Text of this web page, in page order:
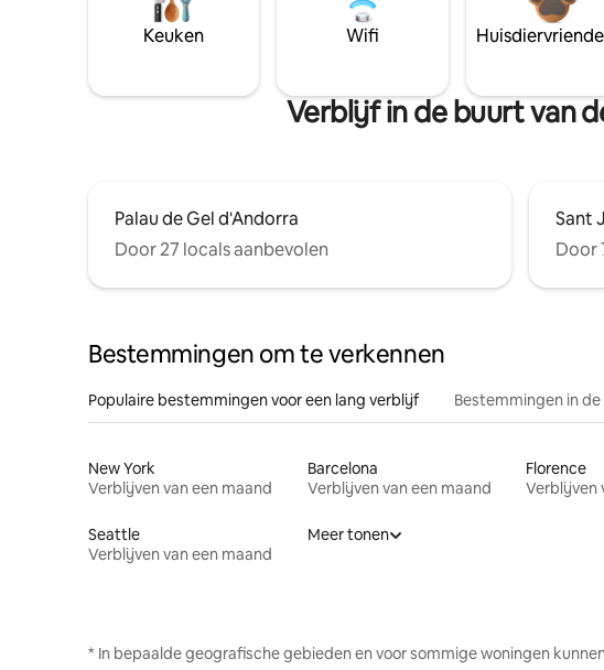
Keuken Wifi
Verblijf in de buurt van
Palau de Gel d'Andorra
Door 27 locals aanbevolen
Sant
Door
Bestemmingen om te verkennen
Populaire bestemmingen voor een lang verblijf Bestemmingen in
New York
Verblijven van een maand
Barcelona
Verblijven van een maand
Florence
Verblijven
Seattle
Verblijven van een maand
Meer tonen
* In bepaalde geografische gebieden en voor sommige woningen